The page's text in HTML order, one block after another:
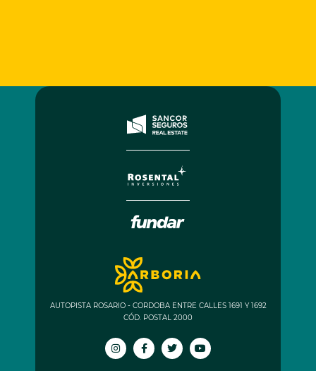
AUTOPISTA ROSARIO - CORDOBA ENTRE CALLES 1691 Y 1692
CÓD. POSTAL 2000